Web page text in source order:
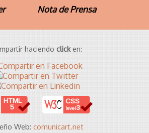
Nota de Prensa
haciendo clicken:
HTML
5
CSS
level 3
Web: comunicart.net